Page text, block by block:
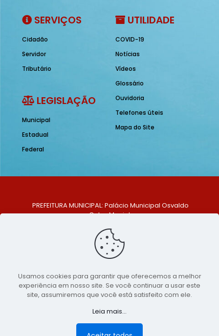
SERVIÇOS
Cidadão
Servidor
Tributário
LEGISLAÇÃO
Municipal
Estadual
Federal
UTILIDADE
COVID-19
Notícias
Vídeos
Glossário
Ouvidoria
Telefones úteis
Mapa do Site
PREFEITURA MUNICIPAL: Palácio Municipal Osvaldo
Celso Maciel
Centro, São Bento do Una - PE. CEP: 553370-128
TELEFONE: (81) 99548-1569
E-MAIL: ouvidoria@saobentodouna.pe.gov.br
Copyright 2021-2026 - Assessoria de Comunicação da
Prefeitura de São Bento do Una - PE
publicidadeLumusWeb - Agência Digital
Usamos cookies para garantir que oferecemos a melhor
experiência em nosso site. Se você continuar a usar este
site, assumiremos que você está satisfeito com ele.
Leia mais...